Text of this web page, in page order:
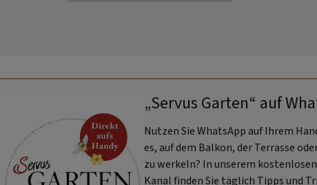
„Servus Garten“ auf
Nutzen Sie WhatsApp auf Ihrem
es, auf dem Balkon, der Terrasse
zu werkeln? In unserem
Kanal finden Sie täglich Tipps und